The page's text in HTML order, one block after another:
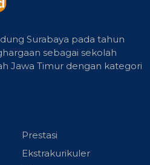
Surabaya pada tahun
sebagai sekolah
Jawa Timur dengan kategori
Prestasi
Ekstrakurikuler